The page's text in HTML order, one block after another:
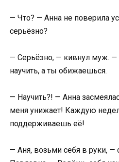
— Что? — Анна не поверила
серьёзно?
— Серьёзно, — кивнул муж. —
научить, а ты обижаешься.
— Научить?! — Анна
меня унижает! Каждую
поддерживаешь её!
— Аня, возьми себя в руки, —